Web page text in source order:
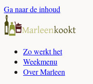
Ga naar de inhoud
Zo werkt het
Weekmenu
Over Marleen